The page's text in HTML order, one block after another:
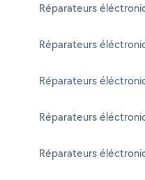
Réparateurs
Réparateurs
Réparateurs
Réparateurs
Réparateurs